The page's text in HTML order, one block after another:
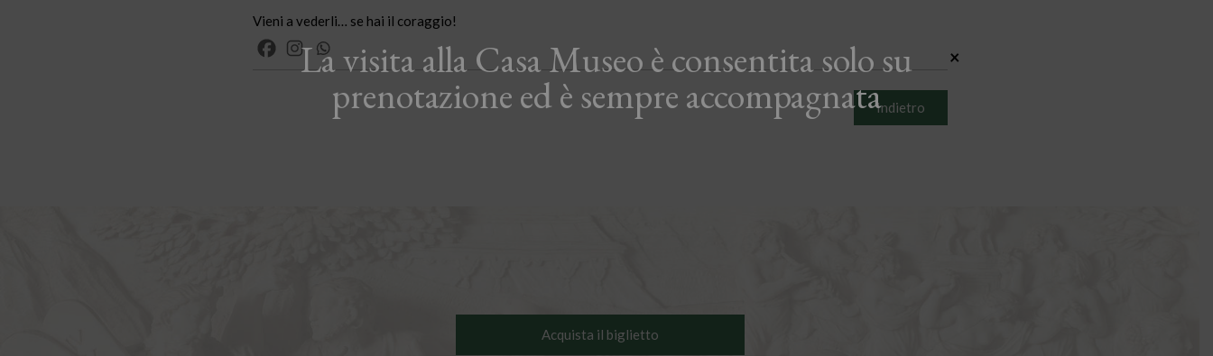
Vieni a vederli… se hai il coraggio!
Indietro
Acquista il biglietto
La visita alla Casa Museo è consentita solo su
prenotazione ed è sempre accompagnata
×